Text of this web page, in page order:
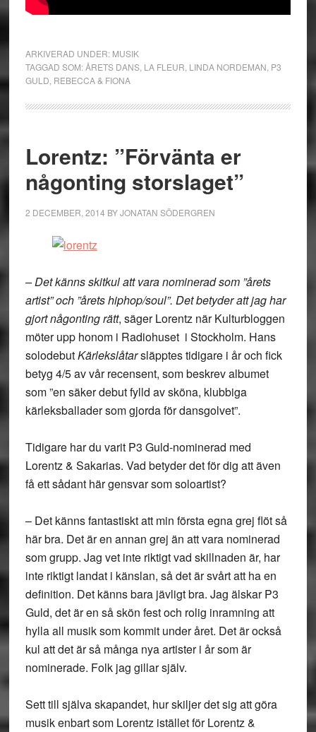
ARKIVERAD UNDER: MUSIK
TAGGAD SOM:ÅRETS DANS, LA FLEUR LINDA NORDEMAN P3
GULD REBECCA & FIONA
Lorentz: ”Förvänta er
någonting storslaget”
2 DECEMBER, 2014 BYJONATAN SÖDERGREN
– Det känns skitkul att vara nominerad som ”årets
artist” och ”årets hiphop/soul”. Det betyder att jag har
gjort någonting rätt, säger Lorentz när Kulturbloggen
möter upp honom i Radiohuset i Stockholm. Hans
solodebutKärlekslåtarsläpptes tidigare i år och fick
betyg 4/5 av vår recensent, som beskrev albumet
som ”en säker debut fylld av sköna, klubbiga
kärleksballader som gjorda för dansgolvet”.
Tidigare har du varit P3 Guld-nominerad med
Lorentz & Sakarias. Vad betyder det för dig att även
få ett sådant här gensvar som soloartist?
– Det känns fantastiskt att min första egna grej flöt så
här bra. Det är en annan grej än att vara nominerad
som grupp. Jag vet inte riktigt vad skillnaden är, har
inte riktigt landat i känslan, så det är svårt att ha en
definition. Det känns bara jävligt bra. Jag älskar P3
Guld, det är en så skön fest och rolig inramning att
hylla all musik som kommit under året. Det är också
kul att det är så många nya artister i år som är
nominerade. Folk jag gillar själv.
Sett till själva skapandet, hur skiljer det sig att göra
musik enbart som Lorentz istället för Lorentz &